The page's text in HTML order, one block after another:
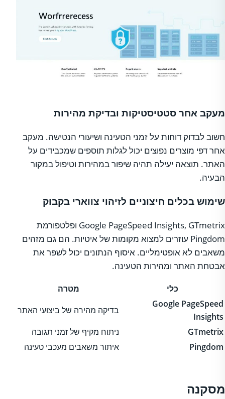
מעקב אחר סטטיסטיקות ובדיקת מהירות
חשוב לבדוק דוחות על זמני הטעינה ושיעורי הנטישה. מעקב
אחר דפי מוצרים נפוצים יכול לגלות תוספים שמכבידים על
האתר. תוצאה יעילה תהיה שיפור במהירות וטיפול במקור
הבעיה.
שימוש בכלים חיצוניים לזיהוי צווארי בקבוק
Google PageSpeed Insights, GTmetrix ופלטפורמת
Pingdom עוזרים למצוא מקומות של איטיות. הם גם מזהים
משאבים לא אופטימליים. איסוף הנתונים יכול לשפר את
אבטחת האתר ומהירות הטעינה.
כלי
מטרה
Google PageSpeed
Insights
בדיקה מהירה של ביצועי האתר
GTmetrix
ניתוח מקיף של זמני תגובה
Pingdom
איתור משאבים מעכבי טעינה
מסקנה